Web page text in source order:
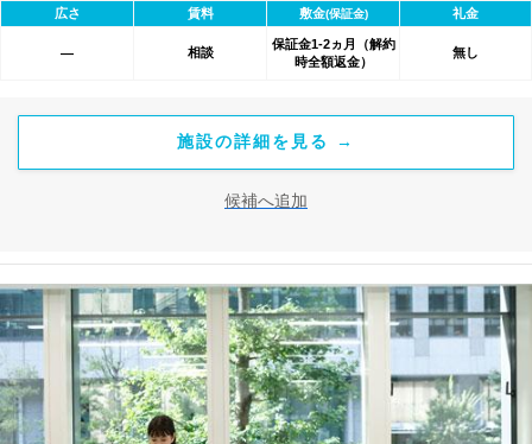
広さ 賃料 敷金(保証金) 礼金
― 相談
保証金1-2ヵ月（解約
時全額返金）
無し
施設の詳細を見る →
候補へ追加